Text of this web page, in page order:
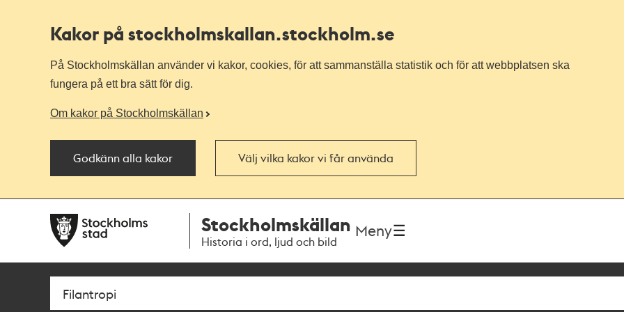
Kakor på stockholmskallan.stockholm.se
På Stockholmskällan använder vi kakor, cookies, för att sammanställa statistik och för att webbplatsen ska
fungera på ett bra sätt för dig.
Om kakor på Stockholmskällan
Godkänn alla kakor Välj vilka kakor vi får använda
navigationen
huvudinnehållet
Stockholmskällan
Historia i ord, ljud och bild
Meny
Sök